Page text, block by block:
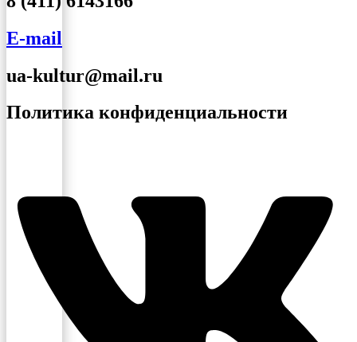
E-mail
ua-kultur@mail.ru
Политика конфиденциальности